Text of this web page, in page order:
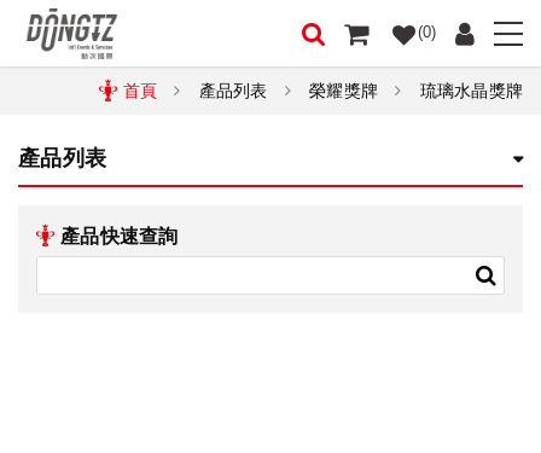
(0)
首頁 產品列表 榮耀獎牌 琉璃水晶獎牌
產品列表
產品快速查詢